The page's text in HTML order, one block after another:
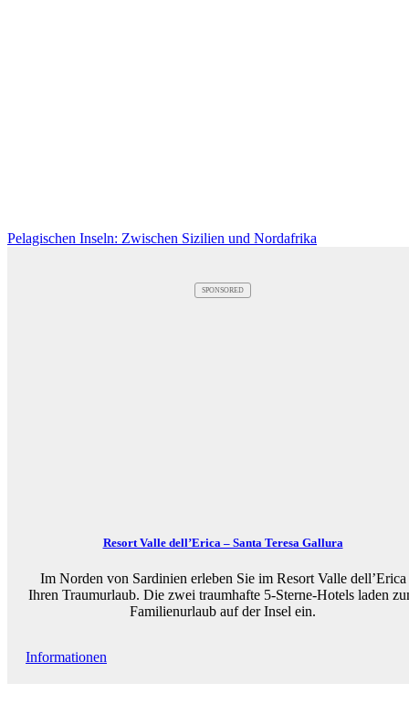
Pelagischen Inseln: Zwischen Sizilien und Nordafrika
SPONSORED
Resort Valle dell’Erica – Santa Teresa Gallura
Im Norden von Sardinien erleben Sie im Resort Valle dell’Erica
Ihren Traumurlaub. Die zwei traumhafte 5-Sterne-Hotels laden
Familienurlaub auf der Insel ein.
Informationen